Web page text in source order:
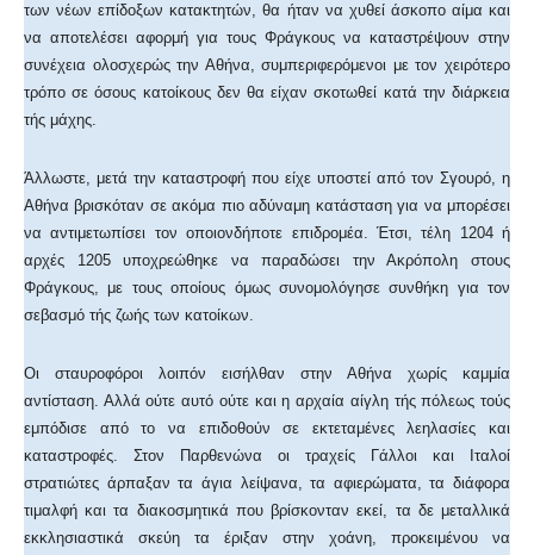
των νέων επίδοξων κατακτητών, θα ήταν να χυθεί άσκοπο αίμα και
να αποτελέσει αφορμή για τους Φράγκους να καταστρέψουν στην
συνέχεια ολοσχερώς την Αθήνα, συμπεριφερόμενοι με τον χειρότερο
τρόπο σε όσους κατοίκους δεν θα είχαν σκοτωθεί κατά την διάρκεια
τής μάχης.
Άλλωστε, μετά την καταστροφή που είχε υποστεί από τον Σγουρό, η
Αθήνα βρισκόταν σε ακόμα πιο αδύναμη κατάσταση για να μπορέσει
να αντιμετωπίσει τον οποιονδήποτε επιδρομέα. Έτσι, τέλη 1204 ή
αρχές 1205 υποχρεώθηκε να παραδώσει την Ακρόπολη στους
Φράγκους, με τους οποίους όμως συνομολόγησε συνθήκη για τον
σεβασμό τής ζωής των κατοίκων.
Οι σταυροφόροι λοιπόν εισήλθαν στην Αθήνα χωρίς καμμία
αντίσταση. Αλλά ούτε αυτό ούτε και η αρχαία αίγλη τής πόλεως τούς
εμπόδισε από το να επιδοθούν σε εκτεταμένες λεηλασίες και
καταστροφές. Στον Παρθενώνα οι τραχείς Γάλλοι και Ιταλοί
στρατιώτες άρπαξαν τα άγια λείψανα, τα αφιερώματα, τα διάφορα
τιμαλφή και τα διακοσμητικά που βρίσκονταν εκεί, τα δε μεταλλικά
εκκλησιαστικά σκεύη τα έριξαν στην χοάνη, προκειμένου να